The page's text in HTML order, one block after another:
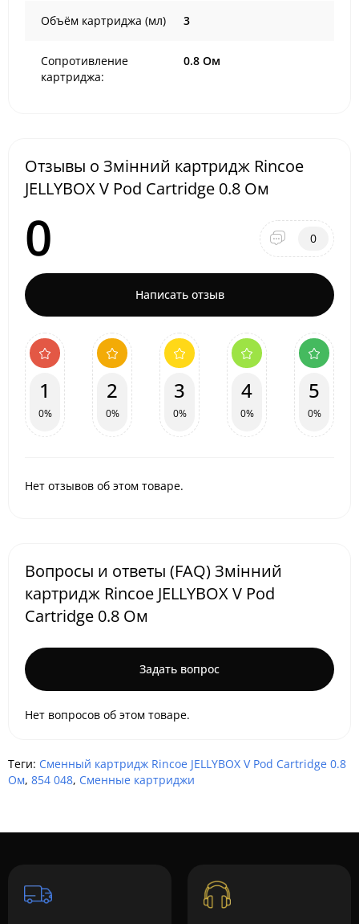
Объём картриджа (мл) 3
Сопротивление
картриджа:
0.8 Ом
Отзывы о Змінний картридж Rincoe
JELLYBOX V Pod Cartridge 0.8 Ом
0 0
Написать отзыв
1
0%
2
0%
3
0%
4
0%
5
0%
Нет отзывов об этом товаре.
Вопросы и ответы (FAQ) Змінний
картридж Rincoe JELLYBOX V Pod
Cartridge 0.8 Ом
Задать вопрос
Нет вопросов об этом товаре.
Теги: Сменный картридж Rincoe JELLYBOX V Pod Cartridge 0.8
Ом, 854 048, Сменные картриджи